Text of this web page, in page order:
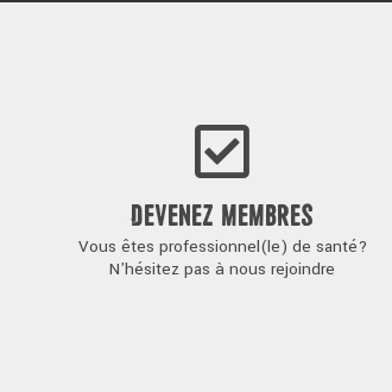
DEVENEZ MEMBRES
Vous êtes professionnel(le) de santé?
N'hésitez pas à nous rejoindre